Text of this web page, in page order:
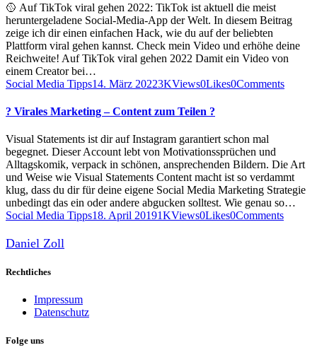
🥎 Auf TikTok viral gehen 2022: TikTok ist aktuell die meist
heruntergeladene Social-Media-App der Welt. In diesem Beitrag
zeige ich dir einen einfachen Hack, wie du auf der beliebten
Plattform viral gehen kannst. Check mein Video und erhöhe deine
Reichweite! Auf TikTok viral gehen 2022 Damit ein Video von
einem Creator bei…
Social Media Tipps14. März 20223KViews0Likes0Comments
? Virales Marketing – Content zum Teilen ?
Visual Statements ist dir auf Instagram garantiert schon mal
begegnet. Dieser Account lebt von Motivationssprüchen und
Alltagskomik, verpack in schönen, ansprechenden Bildern. Die Art
und Weise wie Visual Statements Content macht ist so verdammt
klug, dass du dir für deine eigene Social Media Marketing Strategie
unbedingt das ein oder andere abgucken solltest. Wie genau so…
Social Media Tipps18. April 20191KViews0Likes0Comments
Daniel Zoll
Rechtliches
Impressum
Datenschutz
Folge uns